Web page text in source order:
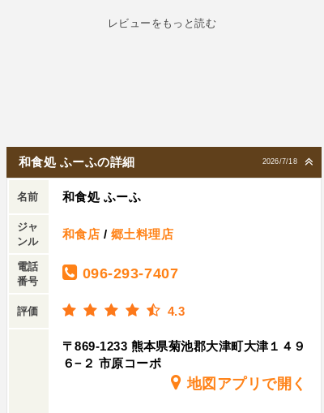
レビューをもっと読む
2026/7/18
和食処 ふーふの詳細
名前 和食処 ふーふ
ジャ
ンル
和食店 / 郷土料理店
電話
番号
096-293-7407
評価 4.3
〒869-1233 熊本県菊池郡大津町大津１４９
６−２ 市原コーポ
地図アプリで開く